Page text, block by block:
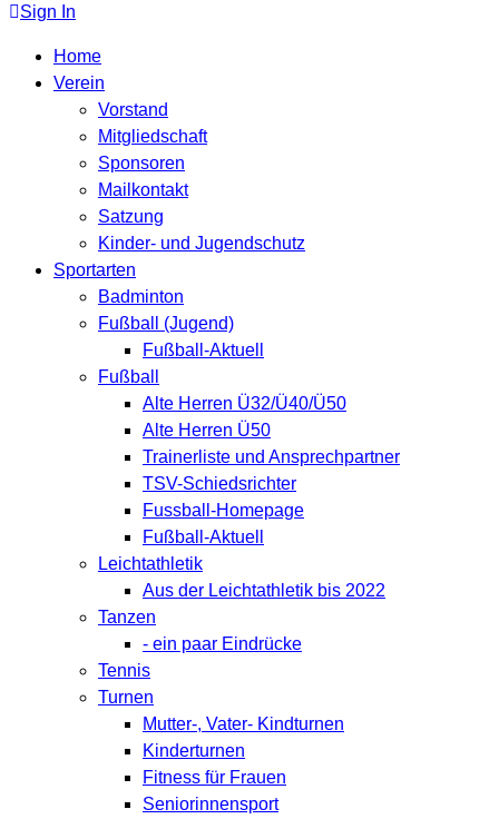
Sign In
Home
Verein
Vorstand
Mitgliedschaft
Sponsoren
Mailkontakt
Satzung
Kinder- und Jugendschutz
Sportarten
Badminton
Fußball (Jugend)
Fußball-Aktuell
Fußball
Alte Herren Ü32/Ü40/Ü50
Alte Herren Ü50
Trainerliste und Ansprechpartner
TSV-Schiedsrichter
Fussball-Homepage
Fußball-Aktuell
Leichtathletik
Aus der Leichtathletik bis 2022
Tanzen
- ein paar Eindrücke
Tennis
Turnen
Mutter-, Vater- Kindturnen
Kinderturnen
Fitness für Frauen
Seniorinnensport